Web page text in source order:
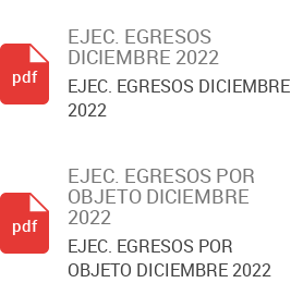
EJEC. EGRESOS
DICIEMBRE 2022
EJEC. EGRESOS DICIEMBRE
2022
pdf
EJEC. EGRESOS POR
OBJETO DICIEMBRE
2022
EJEC. EGRESOS POR
OBJETO DICIEMBRE 2022
pdf